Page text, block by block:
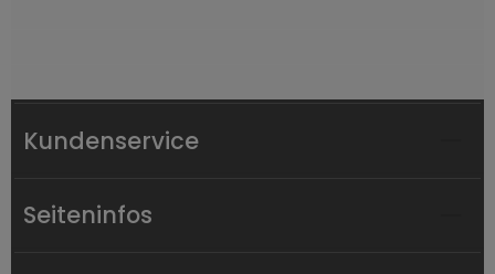
Kundenservice
Seiteninfos